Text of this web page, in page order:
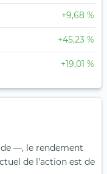
+9,68 %
+45,23 %
+19,01 %
—, le rendement
de l'action est de